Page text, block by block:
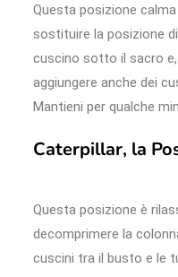
Questa posizione
sostituire la posizione
cuscino sotto il sacro
aggiungere anche dei
Mantieni per qualche
Caterpillar, la
Questa posizione è
decomprimere la
cuscini tra il busto e le